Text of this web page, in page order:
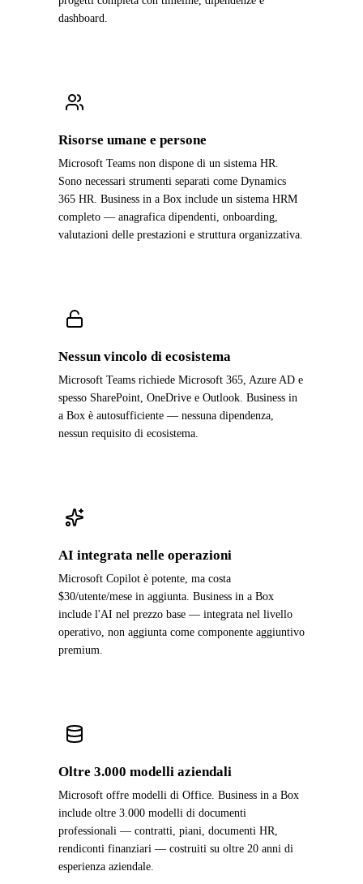
dashboard.
Risorse umane e persone
Microsoft Teams non dispone di un sistema HR.
Sono necessari strumenti separati come Dynamics
365 HR. Business in a Box include un sistema HRM
completo — anagrafica dipendenti, onboarding,
valutazioni delle prestazioni e struttura organizzativa.
Nessun vincolo di ecosistema
Microsoft Teams richiede Microsoft 365, Azure AD e
spesso SharePoint, OneDrive e Outlook. Business in
a Box è autosufficiente — nessuna dipendenza,
nessun requisito di ecosistema.
AI integrata nelle operazioni
Microsoft Copilot è potente, ma costa
$30/utente/mese in aggiunta. Business in a Box
include l'AI nel prezzo base — integrata nel livello
operativo, non aggiunta come componente aggiuntivo
premium.
Oltre 3.000 modelli aziendali
Microsoft offre modelli di Office. Business in a Box
include oltre 3.000 modelli di documenti
professionali — contratti, piani, documenti HR,
rendiconti finanziari — costruiti su oltre 20 anni di
esperienza aziendale.